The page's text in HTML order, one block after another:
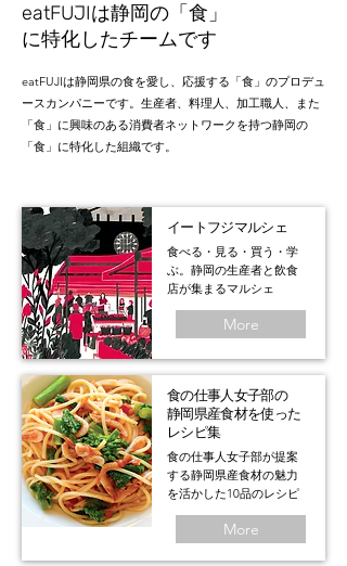
eatFUJIは静岡の「食」
に特化したチームです
eatFUJIは静岡県の食を愛し、応援する「食」のプロデュ
ースカンパニーです。生産者、料理人、加工職人、また
「食」に興味のある消費者ネットワークを持つ静岡の
「食」に特化した組織です。
​イートフジマルシェ
食べる・見る・買う・学
ぶ。静岡の生産者と飲食
店が集まるマルシェ
More
食の仕事人女子部の
静岡県産食材を使った
レシピ集
食の仕事人女子部が提案
する静岡県産食材の魅力
を活かした10品のレシピ
More